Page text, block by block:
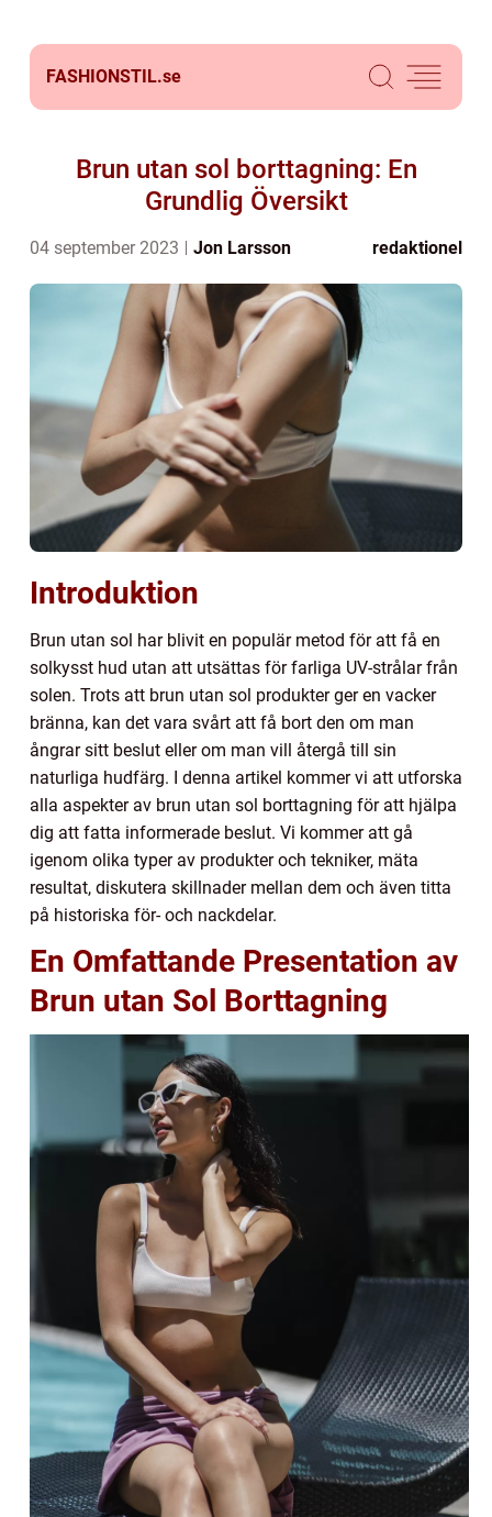
FASHIONSTIL.se
Brun utan sol borttagning: En
Grundlig Översikt
04 september 2023 Jon Larsson redaktionel
Introduktion
Brun utan sol har blivit en populär metod för att få en
solkysst hud utan att utsättas för farliga UV-strålar från
solen. Trots att brun utan sol produkter ger en vacker
bränna, kan det vara svårt att få bort den om man
ångrar sitt beslut eller om man vill återgå till sin
naturliga hudfärg. I denna artikel kommer vi att utforska
alla aspekter av brun utan sol borttagning för att hjälpa
dig att fatta informerade beslut. Vi kommer att gå
igenom olika typer av produkter och tekniker, mäta
resultat, diskutera skillnader mellan dem och även titta
på historiska för- och nackdelar.
En Omfattande Presentation av
Brun utan Sol Borttagning